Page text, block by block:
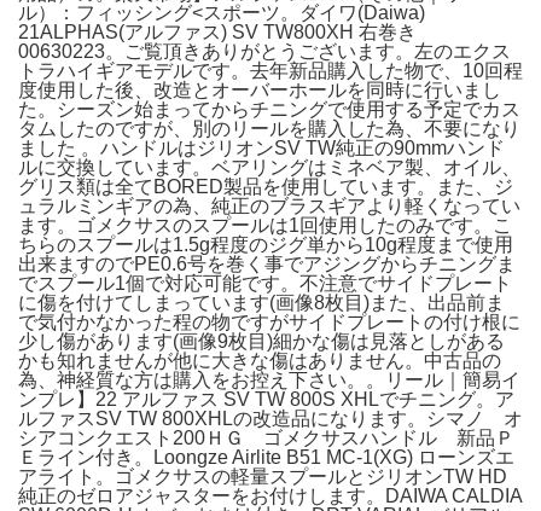
ル）：フィッシング<スポーツ。ダイワ(Daiwa)
21ALPHAS(アルファス) SV TW800XH 右巻き
00630223。ご覧頂きありがとうございます。左のエクス
トラハイギアモデルです。去年新品購入した物で、10回程
度使用した後、改造とオーバーホールを同時に行いまし
た。シーズン始まってからチニングで使用する予定でカス
タムしたのですが、別のリールを購入した為、不要になり
ました 。ハンドルはジリオンSV TW純正の90mmハンド
ルに交換しています。ベアリングはミネベア製、オイル、
グリス類は全てBORED製品を使用しています。また、ジ
ュラルミンギアの為、純正のブラスギアより軽くなってい
ます。ゴメクサスのスプールは1回使用したのみです。こ
ちらのスプールは1.5g程度のジグ単から10g程度まで使用
出来ますのでPE0.6号を巻く事でアジングからチニングま
でスプール1個で対応可能です。不注意でサイドプレート
に傷を付けてしまっています(画像8枚目)また、出品前ま
で気付かなかった程の物ですがサイドプレートの付け根に
少し傷があります(画像9枚目)細かな傷は見落としがある
かも知れませんが他に大きな傷はありません。中古品の
為、神経質な方は購入をお控え下さい。。リール｜簡易イ
ンプレ】22 アルファス SV TW 800S XHLでチニング。ア
ルファスSV TW 800XHLの改造品になります。シマノ オ
シアコンクエスト200ＨＧ ゴメクサスハンドル 新品Ｐ
Ｅライン付き。Loongze Airlite B51 MC-1(XG) ローンズエ
アライト。ゴメクサスの軽量スプールとジリオンTW HD
純正のゼロアジャスターをお付けします。DAIWA CALDIA